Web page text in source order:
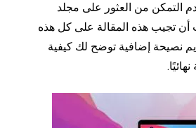
التمكن من العثور على مجلد
تجيب هذه المقالة على كل هذه
نصيحة إضافية توضح لك كيفية